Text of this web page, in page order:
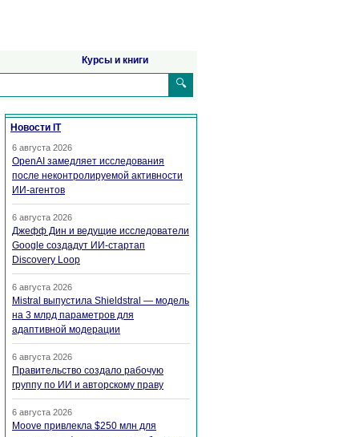
Курсы и книги
🔍
Новости IT
6 августа 2026
OpenAI замедляет исследования
после неконтролируемой активности
ИИ-агентов
6 августа 2026
Джефф Дин и ведущие исследователи
Google создадут ИИ-стартап
Discovery Loop
6 августа 2026
Mistral выпустила Shieldstral — модель
на 3 млрд параметров для
адаптивной модерации
6 августа 2026
Правительство создало рабочую
группу по ИИ и авторскому праву
6 августа 2026
Moove привлекла $250 млн для